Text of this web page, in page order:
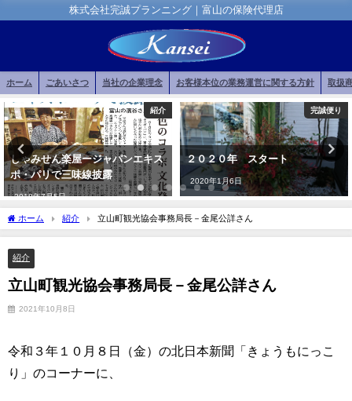
株式会社完誠プランニング｜富山の保険代理店
ホーム ごあいさつ 当社の企業理念 お客様本位の業務運営に関する方針 取扱
紹介
しゃみせん楽屋ージャパンエキス
ポ・パリで三味線披露
2018年7月5日
完誠便り
２０２０年 スタート
2020年1月6日
ホーム 紹介 立山町観光協会事務局長－金尾公詳さん
紹介
立山町観光協会事務局長－金尾公詳さん
2021年10月8日
令和３年１０月８日（金）の北日本新聞「きょうもにっこ
り」のコーナーに、